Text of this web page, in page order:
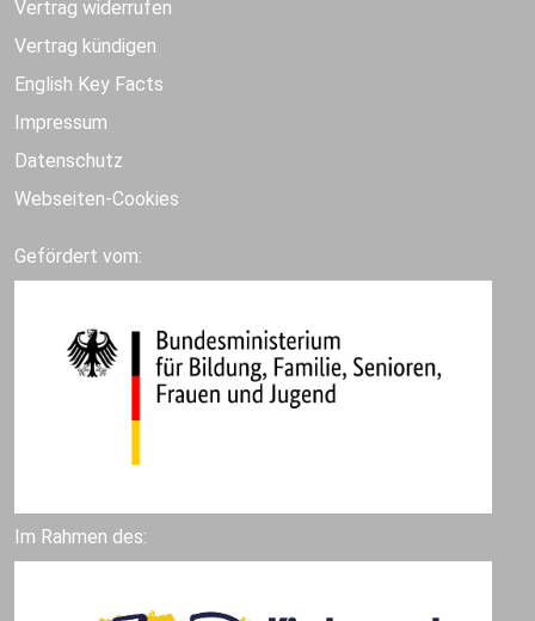
Vertrag widerrufen
Vertrag kündigen
English Key Facts
Impressum
Datenschutz
Webseiten-Cookies
Gefördert vom:
Im Rahmen des: